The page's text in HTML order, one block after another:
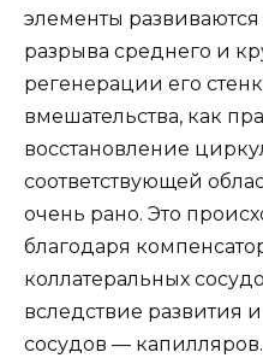
элементы развиваются
разрыва среднего и
регенерации его
вмешательства, как
восстановление
соответствующей
очень рано. Это
благодаря
коллатеральных
вследствие развития
сосудов —